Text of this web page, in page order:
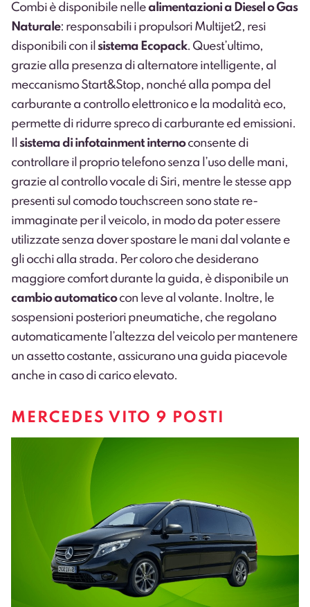
Combi è disponibile nellealimentazioni a Diesel o Gas
Naturale: responsabili i propulsori Multijet2, resi
disponibili con il sistema Ecopack. Quest’ultimo,
grazie alla presenza di alternatore intelligente, al
meccanismo Start&Stop, nonché alla pompa del
carburante a controllo elettronico e la modalità eco,
permette di ridurre spreco di carburante ed emissioni.
sistema di infotainment internoconsente di
controllare il proprio telefono senza l’uso delle mani,
grazie al controllo vocale di Siri, mentre le stesse app
presenti sul comodo touchscreen sono state re-
immaginate per il veicolo, in modo da poter essere
utilizzate senza dover spostare le mani dal volante e
gli occhi alla strada. Per coloro che desiderano
maggiore comfort durante la guida, è disponibile un
cambio automaticocon leve al volante. Inoltre, le
sospensioni posteriori pneumatiche, che regolano
automaticamente l’altezza del veicolo per mantenere
un assetto costante, assicurano una guida piacevole
anche in caso di carico elevato.
MERCEDES VITO 9 POSTI